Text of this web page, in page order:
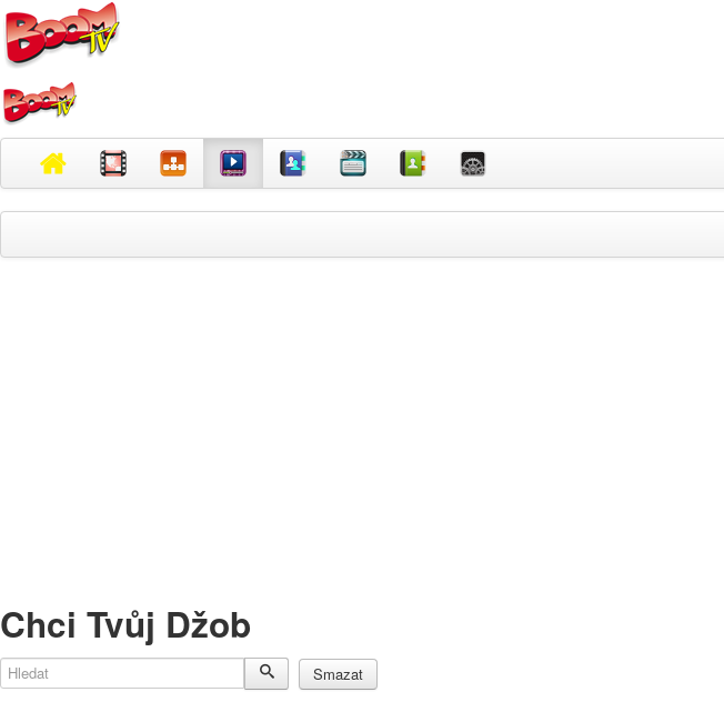
Chci Tvůj Džob
Hledat Smazat